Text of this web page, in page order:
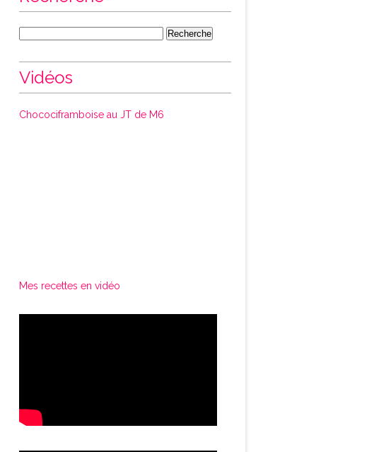
Vidéos
Chocociframboise au JT de M6
Mes recettes en vidéo